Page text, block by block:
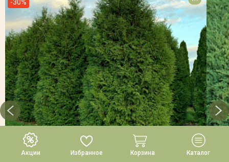
Акции Избранное Корзина Каталог
-30%